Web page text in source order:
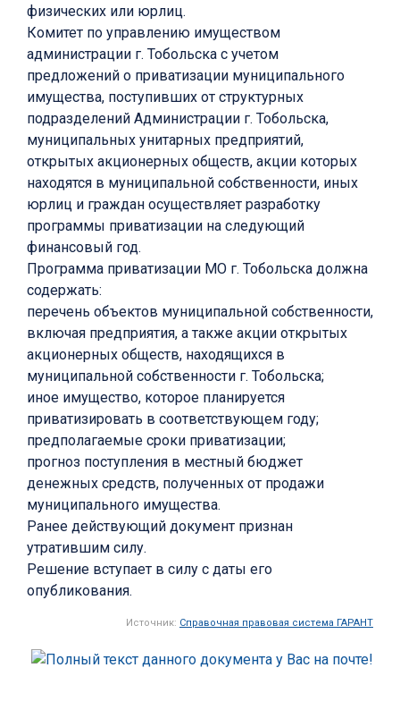
физических или юрлиц.
Комитет по управлению имуществом
администрации г. Тобольска с учетом
предложений о приватизации муниципального
имущества, поступивших от структурных
подразделений Администрации г. Тобольска,
муниципальных унитарных предприятий,
открытых акционерных обществ, акции которых
находятся в муниципальной собственности, иных
юрлиц и граждан осуществляет разработку
программы приватизации на следующий
финансовый год.
Программа приватизации МО г. Тобольска должна
содержать:
перечень объектов муниципальной собственности,
включая предприятия, а также акции открытых
акционерных обществ, находящихся в
муниципальной собственности г. Тобольска;
иное имущество, которое планируется
приватизировать в соответствующем году;
предполагаемые сроки приватизации;
прогноз поступления в местный бюджет
денежных средств, полученных от продажи
муниципального имущества.
Ранее действующий документ признан
утратившим силу.
Решение вступает в силу с даты его
опубликования.
Источник: Справочная правовая система ГАРАНТ